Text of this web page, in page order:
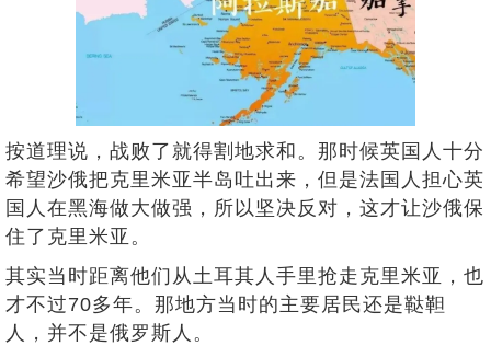
按道理说，战败了就得割地求和。那时候英国人十分
希望沙俄把克里米亚半岛吐出来，但是法国人担心英
国人在黑海做大做强，所以坚决反对，这才让沙俄保
住了克里米亚。
其实当时距离他们从土耳其人手里抢走克里米亚，也
才不过70多年。那地方当时的主要居民还是鞑靼
人，并不是俄罗斯人。